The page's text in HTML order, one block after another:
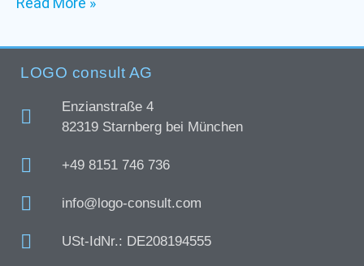
LOGO consult AG
Enzianstraße 4
82319 Starnberg bei München
+49 8151 746 736
info@logo-consult.com
USt-IdNr.: DE208194555